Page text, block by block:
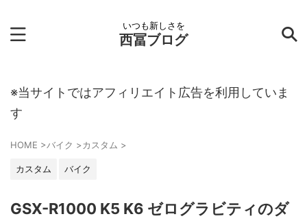
いつも新しさを
西冨ブログ
※当サイトではアフィリエイト広告を利用していま
す
HOME >バイク >カスタム >
カスタム バイク
GSX-R1000 K5 K6 ゼログラビティのダ